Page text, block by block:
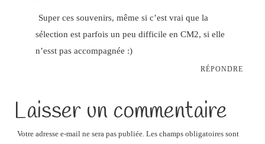
Super ces souvenirs, même si c’est vrai que la
sélection est parfois un peu difficile en CM2, si elle
n’esst pas accompagnée :)
RÉPONDRE
Laisser un commentaire
Votre adresse e-mail ne sera pas publiée. Les champs obligatoires sont